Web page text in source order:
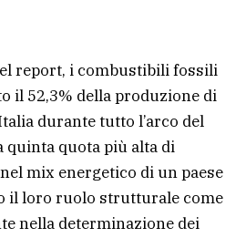
report, i combustibili fossili
il 52,3% della produzione di
durante tutto l’arco del
quinta quota più alta di
mix energetico di un paese
il loro ruolo strutturale come
nella determinazione dei